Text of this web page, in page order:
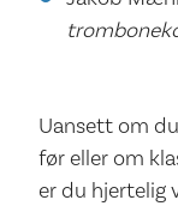
Uansett om
før eller om
er du hjertelig